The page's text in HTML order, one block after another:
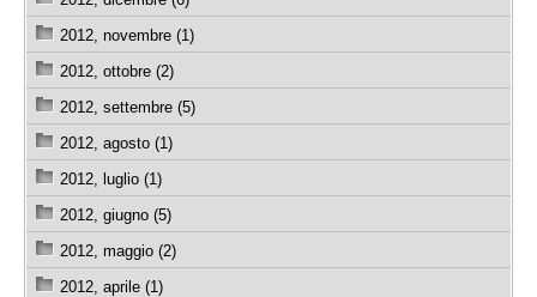
2012, novembre (1)
2012, ottobre (2)
2012, settembre (5)
2012, agosto (1)
2012, luglio (1)
2012, giugno (5)
2012, maggio (2)
2012, aprile (1)